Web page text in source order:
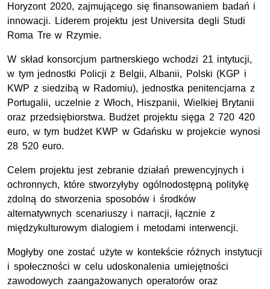
Horyzont 2020, zajmującego się finansowaniem badań i
innowacji. Liderem projektu jest Universita degli Studi
Roma Tre w Rzymie.
W skład konsorcjum partnerskiego wchodzi 21 intytucji,
w tym jednostki Policji z Belgii, Albanii, Polski (KGP i
KWP z siedzibą w Radomiu), jednostka penitencjarna z
Portugalii, uczelnie z Włoch, Hiszpanii, Wielkiej Brytanii
oraz przedsiębiorstwa. Budżet projektu sięga 2 720 420
euro, w tym budżet KWP w Gdańsku w projekcie wynosi
28 520 euro.
Celem projektu jest zebranie działań prewencyjnych i
ochronnych, które stworzyłyby ogólnodostępną politykę
zdolną do stworzenia sposobów i środków
alternatywnych scenariuszy i narracji, łącznie z
międzykulturowym dialogiem i metodami interwencji.
Mogłyby one zostać użyte w kontekście różnych instytucji
i społeczności w celu udoskonalenia umiejętności
zawodowych zaangażowanych operatorów oraz